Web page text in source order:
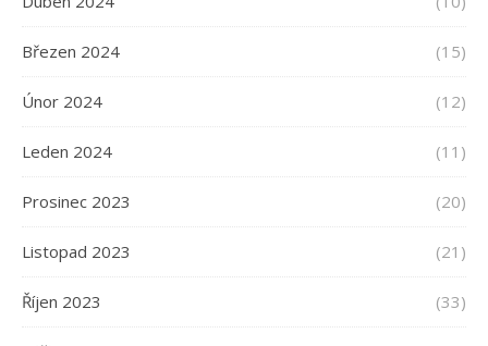
Březen 2024 (15)
Únor 2024 (12)
Leden 2024 (11)
Prosinec 2023 (20)
Listopad 2023 (21)
Říjen 2023 (33)